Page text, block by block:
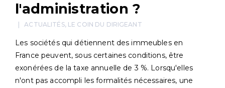
l'administration ?
ACTUALITÉS, LE COIN DU DIRIGEANT
Les sociétés qui détiennent des immeubles en
France peuvent, sous certaines conditions, être
exonérées de la taxe annuelle de 3 %. Lorsqu'elles
n'ont pas accompli les formalités nécessaires, une